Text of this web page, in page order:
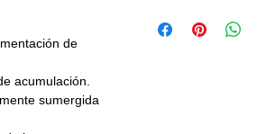
de
acumulación.
sumergida